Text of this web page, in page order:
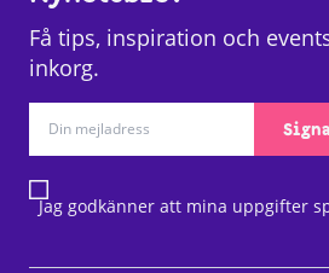
Få tips, inspiration och
inkorg.
Jag godkänner att mina uppgifter